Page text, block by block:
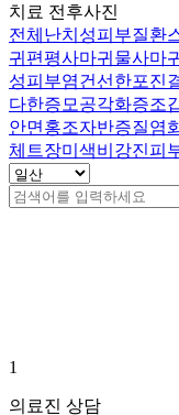
꾸
터
지
는
데
한
방
으
로
있
요..
치료 전후사진
전체 난치성피부질환
귀 편평사마귀 물사마귀
성피부염건선 한포진
다한증 모공각화증조
안면홍조자반증질염
체트장미색비강진피
1
의료진 상담